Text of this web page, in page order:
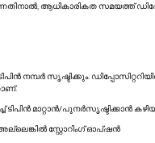
ആധികാരികത സമയത്ത്
നമ്പർ സൃഷ്ടിക്കും.
ടിപിൻ മാറ്റാൻ/പുനർസൃഷ്ടിക്കാൻ
സ്റ്റോറിംഗ് ഓപ്ഷൻ